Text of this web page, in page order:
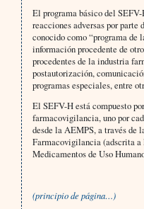
El programa básico del
reacciones adversas por
conocido como “programa
información procedente de
procedentes de la industria
postautorización,
programas especiales, entre
El SEFV-H está compuesto
farmacovigilancia, uno por
desde la AEMPS, a través
Farmacovigilancia (adscrita a
Medicamentos de Uso
(principio de página…)